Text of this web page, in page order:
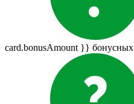
card.bonusAmount }} бонусных